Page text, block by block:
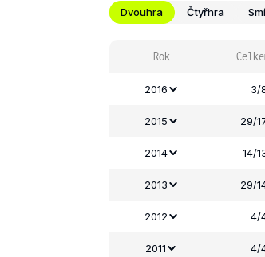
Dvouhra Čtyřhra
Rok
2016 3/
2015 29/
2014 14/
2013 29/
2012 4/
2011 4/